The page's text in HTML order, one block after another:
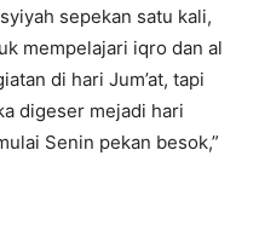
sepekan satu kali,
mempelajari iqro dan al
di hari Jum’at, tapi
digeser mejadi hari
Senin pekan besok,”